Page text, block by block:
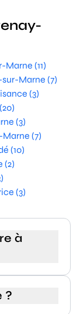
(11)
Marne (7)
(3)
(3)
(7)
(10)
(2)
(3)
à
?